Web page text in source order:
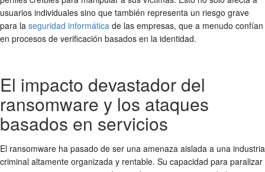
usuarios individuales sino que también representa un riesgo grave
para la seguridad informática de las empresas, que a menudo confían
en procesos de verificación basados en la identidad.
El impacto devastador del
ransomware y los ataques
basados en servicios
El ransomware ha pasado de ser una amenaza aislada a una industria
criminal altamente organizada y rentable. Su capacidad para paralizar